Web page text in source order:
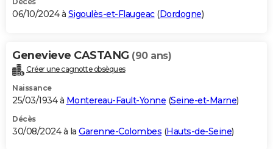
06/10/2024 à Sigoulès-et-Flaugeac(Dordogne)
Genevieve CASTANG (90 ans)
Créer une cagnotte obsèques
Naissance
25/03/1934 à Montereau-Fault-Yonne (Seine-et-Marne)
Décès
30/08/2024 à la Garenne-Colombes (Hauts-de-Seine)